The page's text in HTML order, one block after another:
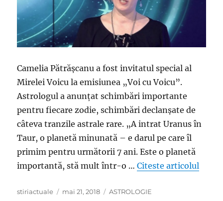
Camelia Pătrășcanu a fost invitatul special al
Mirelei Voicu la emisiunea „Voi cu Voicu”.
Astrologul a anunțat schimbări importante
pentru fiecare zodie, schimbări declanșate de
câteva tranzile astrale rare. „A intrat Uranus în
Taur, o planetă minunată – e darul pe care îl
primim pentru următorii 7 ani. Este o planetă
importantă, stă mult într-o …Citeste articolul
Author
stiriactuale
Posted
mai 21, 2018 Categories
ASTROLOGIE